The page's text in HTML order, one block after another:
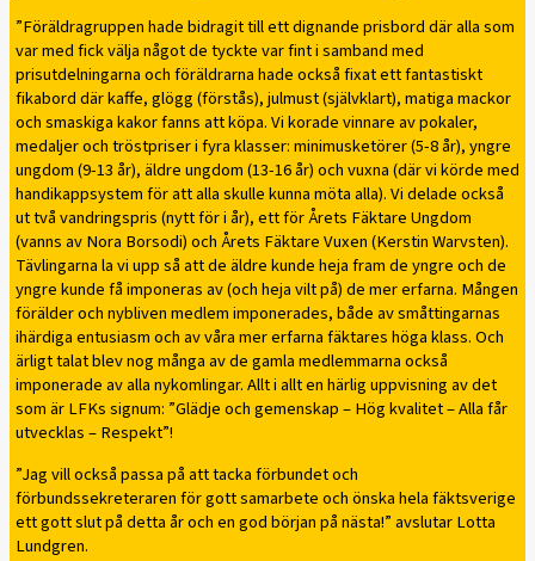
”Föräldragruppen hade bidragit till ett dignande prisbord där alla som
var med fick välja något de tyckte var fint i samband med
prisutdelningarna och föräldrarna hade också fixat ett fantastiskt
fikabord där kaffe, glögg (förstås), julmust (självklart), matiga mackor
och smaskiga kakor fanns att köpa. Vi korade vinnare av pokaler,
medaljer och tröstpriser i fyra klasser: minimusketörer (5-8 år), yngre
ungdom (9-13 år), äldre ungdom (13-16 år) och vuxna (där vi körde med
handikappsystem för att alla skulle kunna möta alla). Vi delade också
ut två vandringspris (nytt för i år), ett för Årets Fäktare Ungdom
(vanns av Nora Borsodi) och Årets Fäktare Vuxen (Kerstin Warvsten).
Tävlingarna la vi upp så att de äldre kunde heja fram de yngre och de
yngre kunde få imponeras av (och heja vilt på) de mer erfarna. Mången
förälder och nybliven medlem imponerades, både av småttingarnas
ihärdiga entusiasm och av våra mer erfarna fäktares höga klass. Och
ärligt talat blev nog många av de gamla medlemmarna också
imponerade av alla nykomlingar. Allt i allt en härlig uppvisning av det
som är LFKs signum: ”Glädje och gemenskap – Hög kvalitet – Alla får
utvecklas – Respekt”!
”Jag vill också passa på att tacka förbundet och
förbundssekreteraren för gott samarbete och önska hela fäktsverige
ett gott slut på detta år och en god början på nästa!” avslutar Lotta
Lundgren.